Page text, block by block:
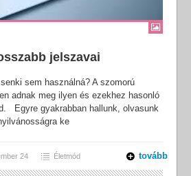
jelszavai
sem használná? A szomorú
adnak meg ilyen és ezekhez hasonló
Egyre gyakrabban hallunk, olvasunk
ke
24 Életmód tovább